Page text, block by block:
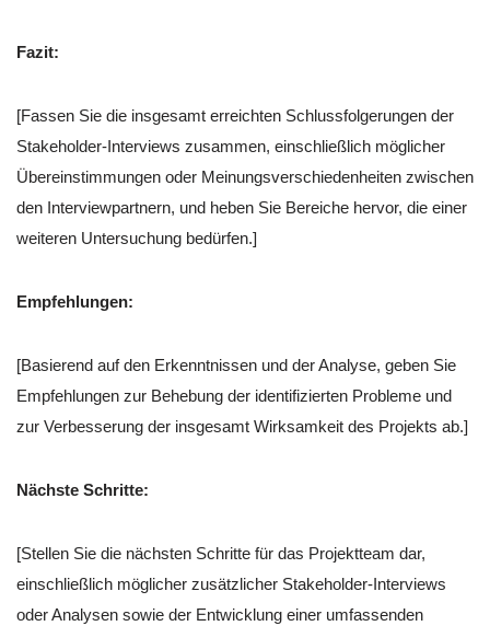
Fazit:
[Fassen Sie die insgesamt erreichten Schlussfolgerungen der
Stakeholder-Interviews zusammen, einschließlich möglicher
Übereinstimmungen oder Meinungsverschiedenheiten zwischen
den Interviewpartnern, und heben Sie Bereiche hervor, die einer
weiteren Untersuchung bedürfen.]
Empfehlungen:
[Basierend auf den Erkenntnissen und der Analyse, geben Sie
Empfehlungen zur Behebung der identifizierten Probleme und
zur Verbesserung der insgesamt Wirksamkeit des Projekts ab.]
Nächste Schritte:
[Stellen Sie die nächsten Schritte für das Projektteam dar,
einschließlich möglicher zusätzlicher Stakeholder-Interviews
oder Analysen sowie der Entwicklung einer umfassenden